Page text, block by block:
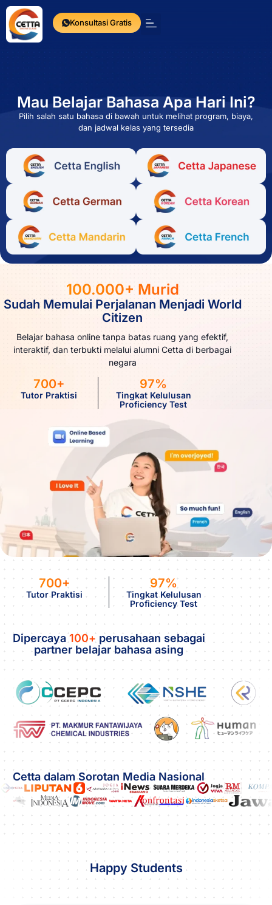
Konsultasi Gratis
Mau Belajar Bahasa Apa Hari Ini?
Pilih salah satu bahasa di bawah untuk melihat program, biaya,
dan jadwal kelas yang tersedia
100.000+ Murid
Sudah Memulai Perjalanan Menjadi World
Citizen
Belajar bahasa online tanpa batas ruang yang efektif,
interaktif, dan terbukti melalui alumni Cetta di berbagai
negara
700+
Tutor Praktisi
97%
Tingkat Kelulusan
Proficiency Test
700+
Tutor Praktisi
97%
Tingkat Kelulusan
Proficiency Test
Dipercaya100+perusahaan sebagai
partner belajar bahasa asing
Cetta dalam Sorotan Media Nasional
Happy Students